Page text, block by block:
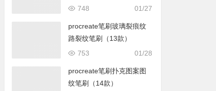
01/27
748
procreate笔刷玻璃裂痕纹
路裂纹笔刷（13款）
01/28
753
procreate笔刷扑克图案图
纹笔刷（14款）